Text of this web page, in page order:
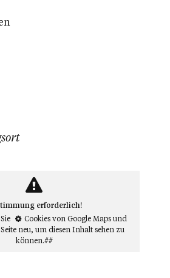
erforderlich!
Cookies von Google Mapsund
neu, um diesen Inhalt sehen zu
können.##